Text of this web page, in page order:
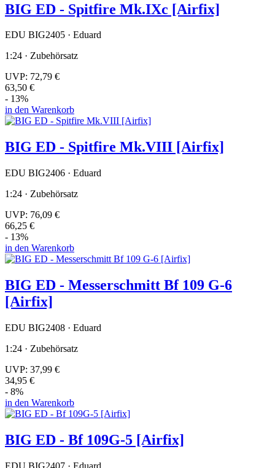
BIG ED - Spitfire Mk.IXc [Airfix]
EDU BIG2405 · Eduard
1:24 · Zubehörsatz
UVP: 72,79 €
63,50 €
- 13%
in den Warenkorb
BIG ED - Spitfire Mk.VIII [Airfix]
EDU BIG2406 · Eduard
1:24 · Zubehörsatz
UVP: 76,09 €
66,25 €
- 13%
in den Warenkorb
BIG ED - Messerschmitt Bf 109 G-6
[Airfix]
EDU BIG2408 · Eduard
1:24 · Zubehörsatz
UVP: 37,99 €
34,95 €
- 8%
in den Warenkorb
BIG ED - Bf 109G-5 [Airfix]
EDU BIG2407 · Eduard